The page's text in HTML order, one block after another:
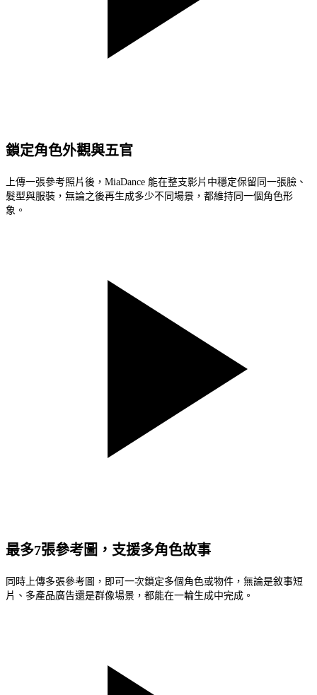
鎖定角色外觀與五官
上傳一張參考照片後，MiaDance 能在整支影片中穩定保留同一張臉、
髮型與服裝，無論之後再生成多少不同場景，都維持同一個角色形
象。
最多7張參考圖，支援多角色故事
同時上傳多張參考圖，即可一次鎖定多個角色或物件，無論是敘事短
片、多產品廣告還是群像場景，都能在一輪生成中完成。